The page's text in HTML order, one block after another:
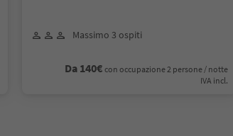
Massimo 3 ospiti
Da 140€ con occupazione 2 persone / notte
IVA incl.